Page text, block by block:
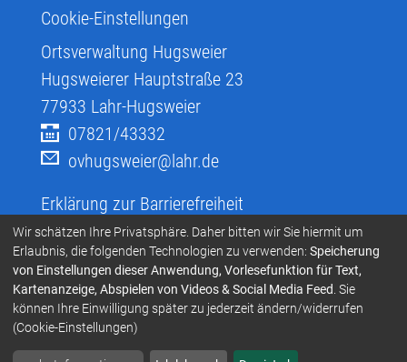
Cookie-Einstellungen
Ortsverwaltung Hugsweier
Hugsweierer Hauptstraße 23
77933 Lahr-Hugsweier
07821/43332
ovhugsweier@lahr.de
Erklärung zur Barrierefreiheit
Infos zur Barrierefreiheit
Infos in Leichter Sprache
Infos zur Gebärdensprache
Übersetzen und Vorlesen
Wir schätzen Ihre Privatsphäre. Daher bitten wir Sie hiermit um
Erlaubnis, die folgenden Technologien zu verwenden: Speicherung
von Einstellungen dieser Anwendung, Vorlesefunktion für Text,
Kartenanzeige, Abspielen von Videos & Social Media Feed. Sie
können Ihre Einwilligung später zu jederzeit ändern/widerrufen
(Cookie-Einstellungen)